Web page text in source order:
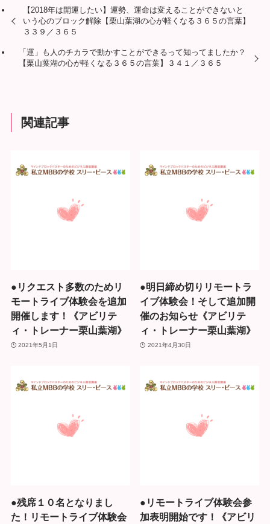
【2018年は開運したい】運勢、運命は変えることができないと
いう心のブロック解除【栗山葉湖の心が軽くなる３６５の言葉】
３３９／３６５
「運」も人のチカラで動かすことができるって知ってましたか？
【栗山葉湖の心が軽くなる３６５の言葉】３４１／３６５
関連記事
●リクエスト多数のためリ
モートライブ体験会を追加
開催します！《アビリテ
ィ・トレーナー栗山葉湖》
2021年5月1日
●明日締め切りリモートラ
イブ体験会！そして追加開
催のお知らせ《アビリテ
ィ・トレーナー栗山葉湖》
2021年4月30日
●残席１０名となりまし
た！リモートライブ体験会
●リモートライブ体験会参
加表明開始です！《アビリ